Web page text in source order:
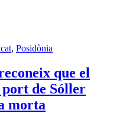
, Posidònia
que el
de Sóller
morta